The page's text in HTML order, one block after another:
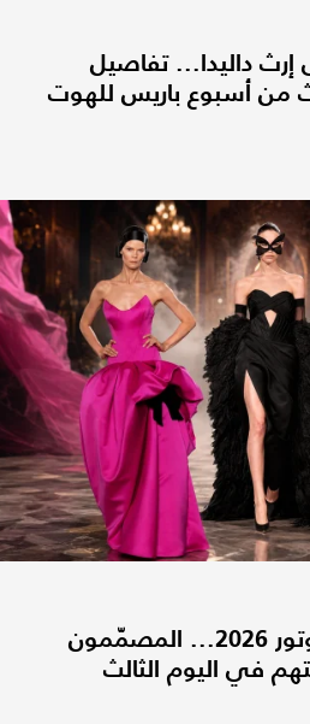
إرث داليدا... تفاصيل
من أسبوع باريس للهوت
أسبوع باريس للهوت كوتور 2026... المصمّمون
في اليوم الثالث